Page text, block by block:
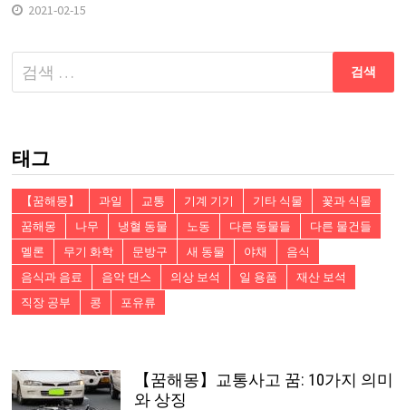
2021-02-15
다
음
태그
【꿈해몽】 과일 교통 기계 기기 기타 식물
꽃과 식물
꿈해몽
나무 냉혈 동물 노동 다른 동물들
다른 물건들
멜론
무기 화학 문방구 새 동물 야채
음식
음식과 음료
음악 댄스 의상 보석 일 용품
재산 보석
직장 공부
콩 포유류
【꿈해몽】교통사고 꿈: 10가지 의미
와 상징